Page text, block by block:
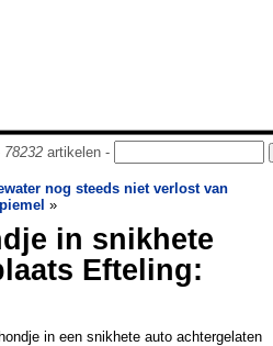
78232artikelen -
nog steeds niet verlost van
»
in snikhete
Efteling:
in een snikhete auto achtergelaten